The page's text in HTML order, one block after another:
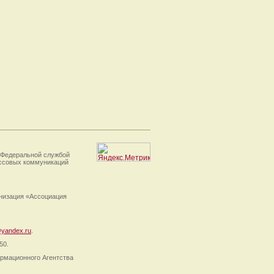
службой
коммуникаций
«Ассоциация
Агентства